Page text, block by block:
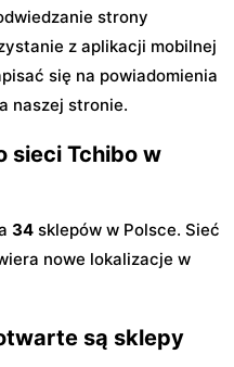
strony
z aplikacji mobilnej
się na powiadomienia
naszej stronie.
sieci Tchibo w
34 sklepów w Polsce. Sieć
nowe lokalizacje w
są sklepy